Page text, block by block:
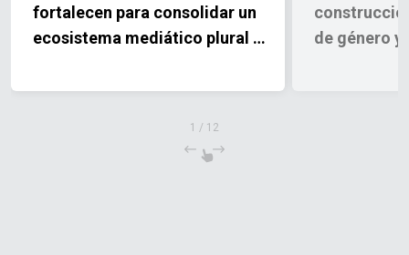
fortalecen para consolidar un
ecosistema mediático plural y
de género
1 / 12